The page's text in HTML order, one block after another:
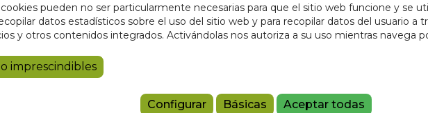
cookies pueden no ser particularmente necesarias para que el sitio web funcione y se
datos estadísticos sobre el uso del sitio web y para recopilar datos del usuario a
y otros contenidos integrados. Activándolas nos autoriza a su uso mientras navega
imprescindibles
Configurar Básicas Aceptar todas
Añadir a la